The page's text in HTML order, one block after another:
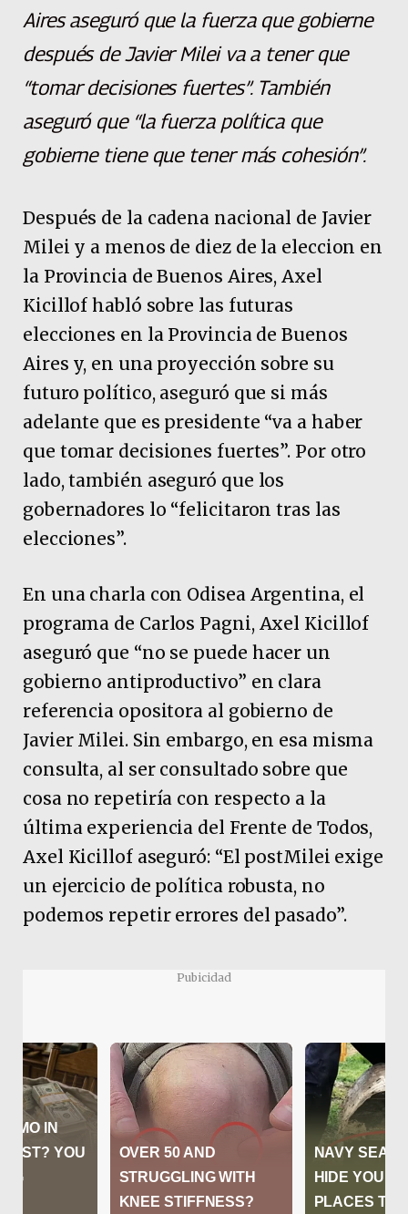
Aires aseguró que la fuerza que gobierne
después de Javier Milei va a tener que
“tomar decisiones fuertes”. También
aseguró que “la fuerza política que
gobierne tiene que tener más cohesión”.
Después de la cadena nacional de Javier
Milei y a menos de diez de la eleccion en
la Provincia de Buenos Aires, Axel
Kicillof habló sobre las futuras
elecciones en la Provincia de Buenos
Aires y, en una proyección sobre su
futuro político, aseguró que si más
adelante que es presidente “va a haber
que tomar decisiones fuertes”. Por otro
lado, también aseguró que los
gobernadores lo “felicitaron tras las
elecciones”.
En una charla con Odisea Argentina, el
programa de Carlos Pagni, Axel Kicillof
aseguró que “no se puede hacer un
gobierno antiproductivo” en clara
referencia opositora al gobierno de
Javier Milei. Sin embargo, en esa misma
consulta, al ser consultado sobre que
cosa no repetiría con respecto a la
última experiencia del Frente de Todos,
Axel Kicillof aseguró: “El postMilei exige
un ejercicio de política robusta, no
podemos repetir errores del pasado”.
Pubicidad